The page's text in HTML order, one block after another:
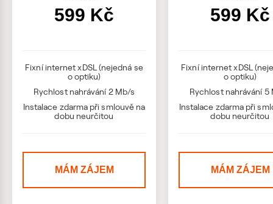
599 Kč
Fixní internet xDSL (nejedná se
o optiku)
Rychlost nahrávání 2 Mb/s
Instalace zdarma při smlouvě na
dobu neurčitou
MÁM ZÁJEM
599 Kč
Fixní internet xDSL
o optiku)
Rychlost nahrávání 5
Instalace zdarma při
dobu neurčitou
MÁM ZÁJEM